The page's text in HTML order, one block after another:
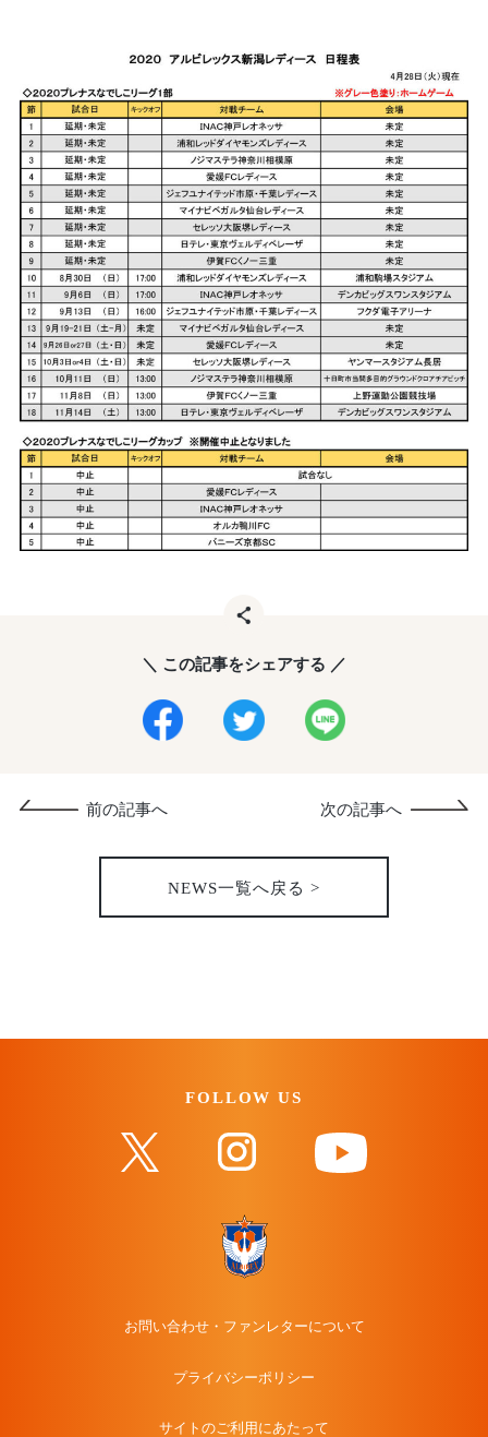
＼ この記事をシェアする ／
NEWS一覧へ戻る >
前の記事へ 次の記事へ
FOLLOW US
お問い合わせ・ファンレターについて
プライバシーポリシー
サイトのご利用にあたって